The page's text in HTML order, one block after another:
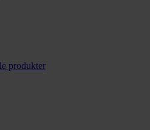
produkter